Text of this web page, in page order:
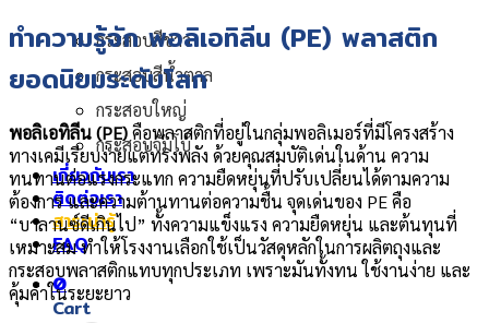
กระสอบสีขาว
กระสอบสีน้ำตาล
กระสอบใหญ่
กระสอบจัมโบ้
เกี่ยวกับเรา
ติดต่อเรา
สาระน่ารู้
FAQ
0
Cart
ทำความรู้จัก พอลิเอทิลีน (PE) พลาสติก
ยอดนิยมระดับโลก
พอลิเอทิลีน (PE)คือพลาสติกที่อยู่ในกลุ่มพอลิเมอร์ที่มีโครงสร้าง
ทางเคมีเรียบง่ายแต่ทรงพลัง ด้วยคุณสมบัติเด่นในด้าน ความ
ทนทานต่อแรงกระแทก ความยืดหยุ่นที่ปรับเปลี่ยนได้ตามความ
ต้องการ และความต้านทานต่อความชื้น จุดเด่นของ PE คือ
“บาลานซ์ดีเกินไป” ทั้งความแข็งแรง ความยืดหยุ่น และต้นทุนที่
เหมาะสม ทำให้โรงงานเลือกใช้เป็นวัสดุหลักในการผลิตถุงและ
กระสอบพลาสติกแทบทุกประเภท เพราะมันทั้งทน ใช้งานง่าย และ
คุ้มค่าในระยะยาว